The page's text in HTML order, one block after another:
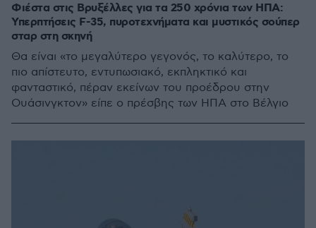
Φιέστα στις Βρυξέλλες για τα 250 χρόνια των ΗΠΑ:
Υπερπτήσεις F-35, πυροτεχνήματα και μυστικός σούπερ
σταρ στη σκηνή
Θα είναι «το μεγαλύτερο γεγονός, το καλύτερο, το
πιο απίστευτο, εντυπωσιακό, εκπληκτικό και
φανταστικό, πέραν εκείνων του προέδρου στην
Ουάσινγκτον» είπε ο πρέσβης των ΗΠΑ στο Βέλγιο